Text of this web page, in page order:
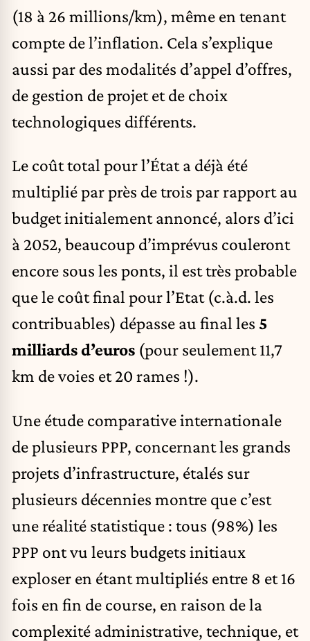
(18 à 26 millions/km), même en tenant
compte de l’inflation. Cela s’explique
aussi par des modalités d’appel d’offres,
de gestion de projet et de choix
technologiques différents.
Le coût total pour l’État a déjà été
multiplié par près de trois par rapport au
budget initialement annoncé, alors d’ici
à 2052, beaucoup d’imprévus couleront
encore sous les ponts, il est très probable
que le coût final pour l’Etat (c.à.d. les
contribuables) dépasse au final les 5
milliards d’euros (pour seulement 11,7
km de voies et 20 rames !).
Une étude comparative internationale
de plusieurs PPP, concernant les grands
projets d’infrastructure, étalés sur
plusieurs décennies montre que c’est
une réalité statistique : tous (98%) les
PPP ont vu leurs budgets initiaux
exploser en étant multipliés entre 8 et 16
fois en fin de course, en raison de la
complexité administrative, technique, et